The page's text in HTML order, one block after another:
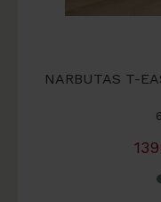
NARBUTAS T-